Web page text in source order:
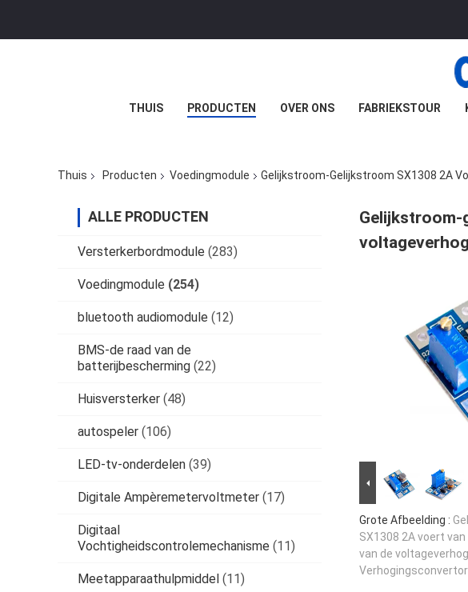
THUIS PRODUCTEN OVER ONS FABRIEKSTOUR
Thuis Producten Voedingmodule Gelijkstroom-Gelijkstroom SX1308 2A
ALLE PRODUCTEN
Versterkerbordmodule (283)
Voedingmodule (254)
bluetooth audiomodule (12)
BMS-de raad van de
batterijbescherming (22)
Huisversterker (48)
autospeler (106)
LED-tv-onderdelen (39)
Digitale Ampèremetervoltmeter (17)
Digitaal
Vochtigheidscontrolemechanisme (11)
Meetapparaathulpmiddel (11)
Gelijkstroom-
Grote Afbeelding :
SX1308 2A voert
van de